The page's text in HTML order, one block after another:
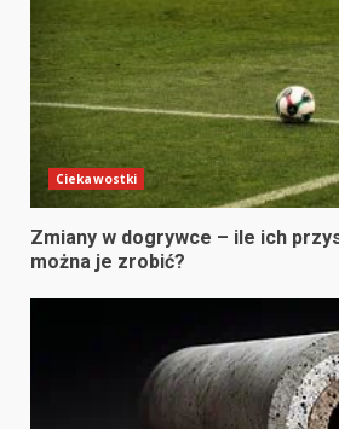
Ciekawostki
Zmiany w dogrywce – ile ich
można je zrobić?